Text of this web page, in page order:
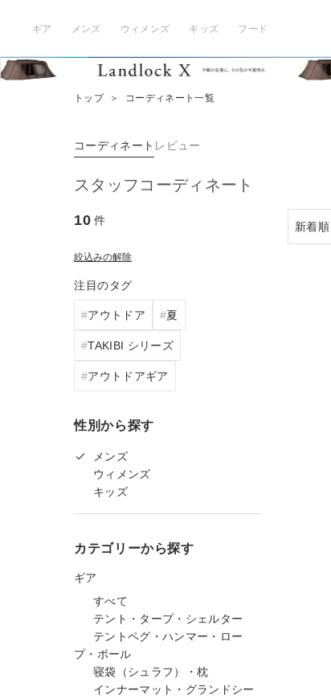
ギア メンズ ウィメンズ キッズ フード
トップ ＞ コーディネート一覧
コーディネート レビュー
スタッフコーディネート
10 件
絞込みの解除
注目のタグ
アウトドア 夏
TAKIBI シリーズ
アウトドアギア
性別から探す
メンズ
ウィメンズ
キッズ
カテゴリーから探す
ギア
すべて
テント・タープ・シェルター
テントペグ・ハンマー・ロー
プ・ポール
寝袋（シュラフ）・枕
インナーマット・グランドシー